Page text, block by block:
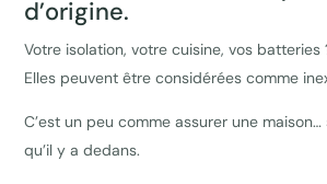
d’origine.
Votre isolation, votre cuisine, vos batteries
Elles peuvent être considérées comme
C’est un peu comme assurer une
qu’il y a dedans.